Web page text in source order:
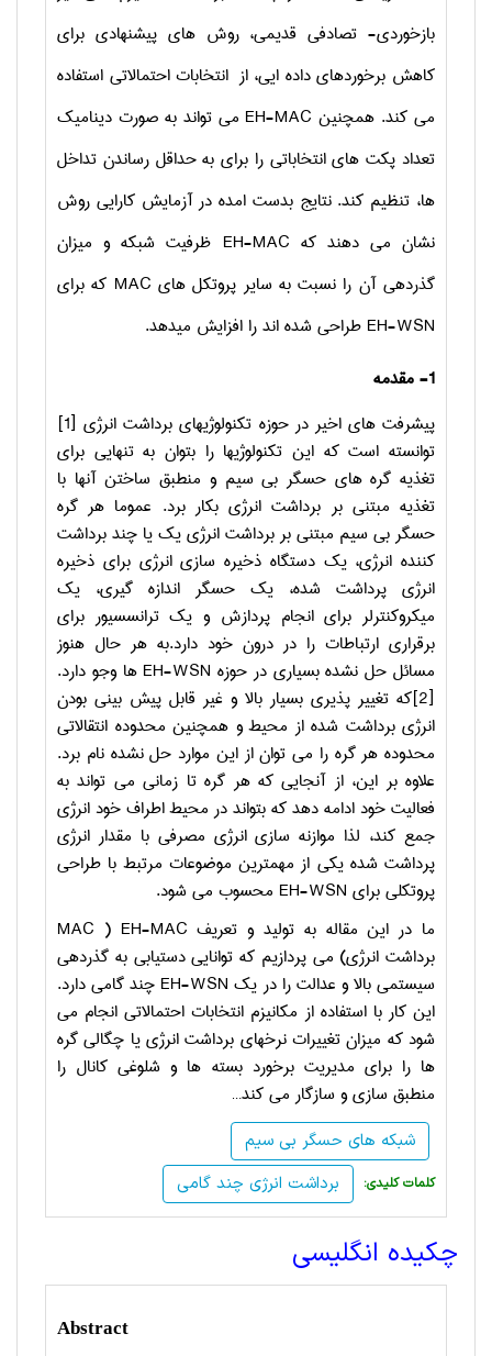
بازخوردی- تصادفی قدیمی، روش های پیشنهادی برای
کاهش برخوردهای داده ایی، از انتخابات احتمالاتی استفاده
می کند. همچنین EH-MAC می تواند به صورت دینامیک
تعداد پکت های انتخاباتی را برای به حداقل رساندن تداخل
ها، تنظیم کند. نتایج بدست امده در آزمایش کارایی روش
نشان می دهند که EH-MAC ظرفیت شبکه و میزان
گذردهی آن را نسبت به سایر پروتکل های MAC که برای
EH-WSN طراحی شده اند را افزایش میدهد.
1- مقدمه
پیشرفت های اخیر در حوزه تکنولوژیهای برداشت انرژی [1]
توانسته است که این تکنولوژیها را بتوان به تنهایی برای
تغذیه گره های حسگر بی سیم و منطبق ساختن آنها با
تغذیه مبتنی بر برداشت انرژی بکار برد. عموما هر گره
حسگر بی سیم مبتنی بر برداشت انرژی یک یا چند برداشت
کننده انرژی، یک دستگاه ذخیره سازی انرژی برای ذخیره
انرژی پرداشت شده، یک حسگر اندازه گیری، یک
میکروکنترلر برای انجام پردازش و یک ترانسسیور برای
برقراری ارتباطات را در درون خود دارد.به هر حال هنوز
مسائل حل نشده بسیاری در حوزه EH-WSN ها وجو دارد.
[2]که تغییر پذیری بسیار بالا و غیر قابل پیش بینی بودن
انرژی برداشت شده از محیط و همچنین محدوده انتقالاتی
محدوده هر گره را می توان از این موارد حل نشده نام برد.
علاوه بر این، از آنجایی که هر گره تا زمانی می تواند به
فعالیت خود ادامه دهد که بتواند در محیط اطراف خود انرژی
جمع کند، لذا موازنه سازی انرژی مصرفی با مقدار انرژی
پرداشت شده یکی از مهمترین موضوعات مرتبط با طراحی
پروتکلی برای EH-WSN محسوب می شود.
ما در این مقاله به تولید و تعریف EH-MAC
(
MAC
برداشت انرژی) می پردازیم که توانایی دستیابی به گذردهی
سیستمی بالا و عدالت را در یک EH-WSN چند گامی دارد.
این کار با استفاده از مکانیزم انتخابات احتمالاتی انجام می
شود که میزان تغییرات نرخهای برداشت انرژی یا چگالی گره
ها را برای مدیریت برخورد بسته ها و شلوغی کانال را
منطبق سازی و سازگار می کند…
شبکه های حسگر بی سیم
برداشت انرژی چند گامی
:کلمات کلیدی
چکیده انگلیسی
Abstract